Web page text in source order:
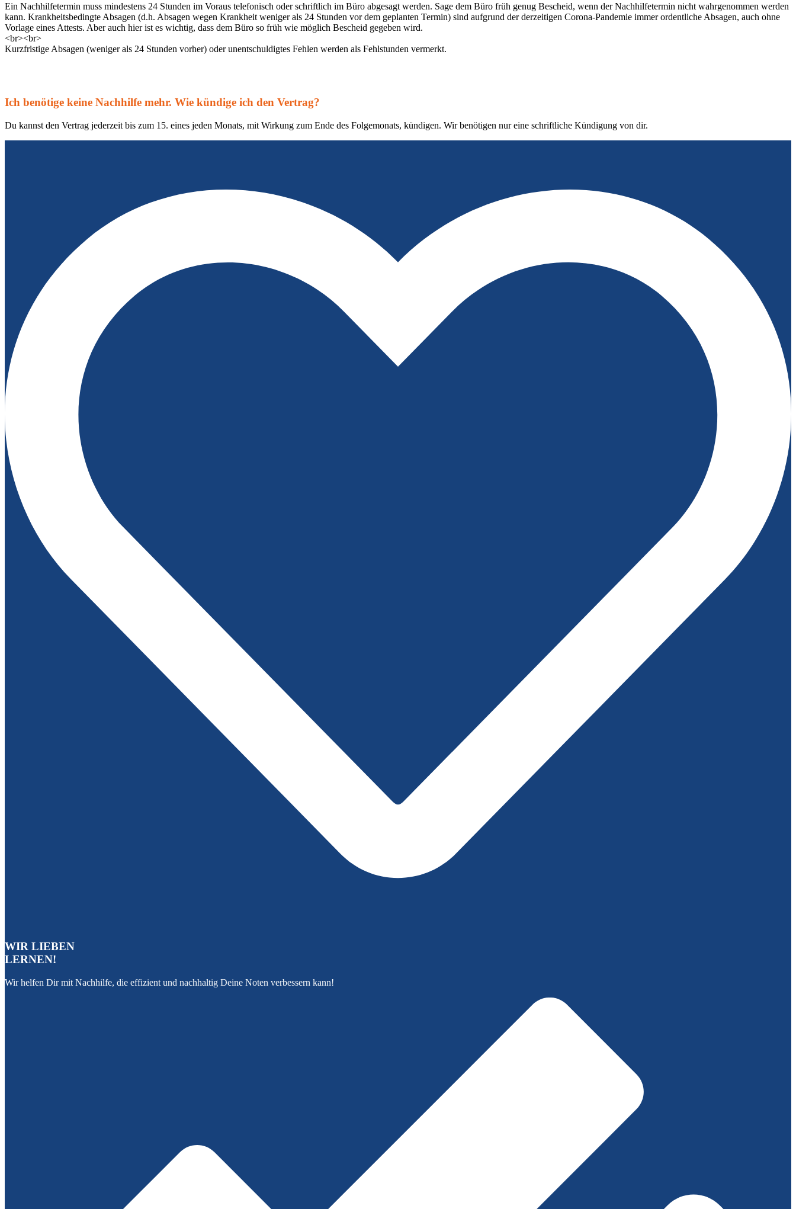
Ein Nachhilfetermin muss mindestens 24 Stunden im Voraus telefonisch oder schriftlich im Büro abgesagt werden. Sage dem Büro früh genug Bescheid, wenn der Nachhilfetermin nicht wahrgenommen werden
kann. Krankheitsbedingte Absagen (d.h. Absagen wegen Krankheit weniger als 24 Stunden vor dem geplanten Termin) sind aufgrund der derzeitigen Corona-Pandemie immer ordentliche Absagen, auch ohne
Vorlage eines Attests. Aber auch hier ist es wichtig, dass dem Büro so früh wie möglich Bescheid gegeben wird.
<br><br>
Kurzfristige Absagen (weniger als 24 Stunden vorher) oder unentschuldigtes Fehlen werden als Fehlstunden vermerkt.
Ich benötige keine Nachhilfe mehr. Wie kündige ich den Vertrag?
Du kannst den Vertrag jederzeit bis zum 15. eines jeden Monats, mit Wirkung zum Ende des Folgemonats, kündigen. Wir benötigen nur eine schriftliche Kündigung von dir.
WIR LIEBEN
LERNEN!
Wir helfen Dir mit Nachhilfe, die effizient und nachhaltig Deine Noten verbessern kann!